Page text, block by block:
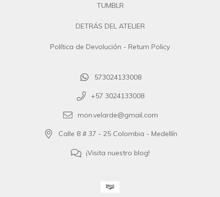
TUMBLR
DETRÁS DEL ATELIER
Política de Devolución - Return Policy
573024133008
+57 3024133008
mon.velarde@gmail.com
Calle 8 # 37 - 25 Colombia - Medellín
¡Visita nuestro blog!